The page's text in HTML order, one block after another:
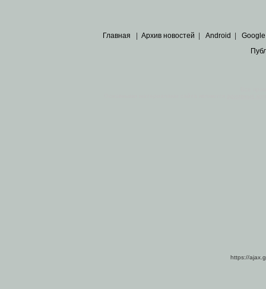
Главная | Архив новостей | Android | Google
https://